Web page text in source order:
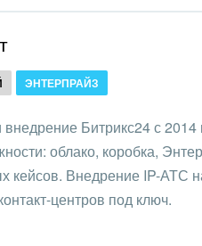
ЭНТЕРПРАЙЗ
внедрение Битрикс24 с
облако, коробка,
кейсов. Внедрение IP-АТС
центров под ключ.